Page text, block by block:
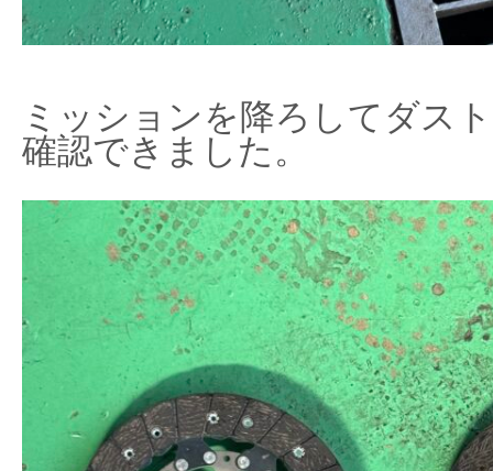
ミッションを降ろしてダス
確認できました。